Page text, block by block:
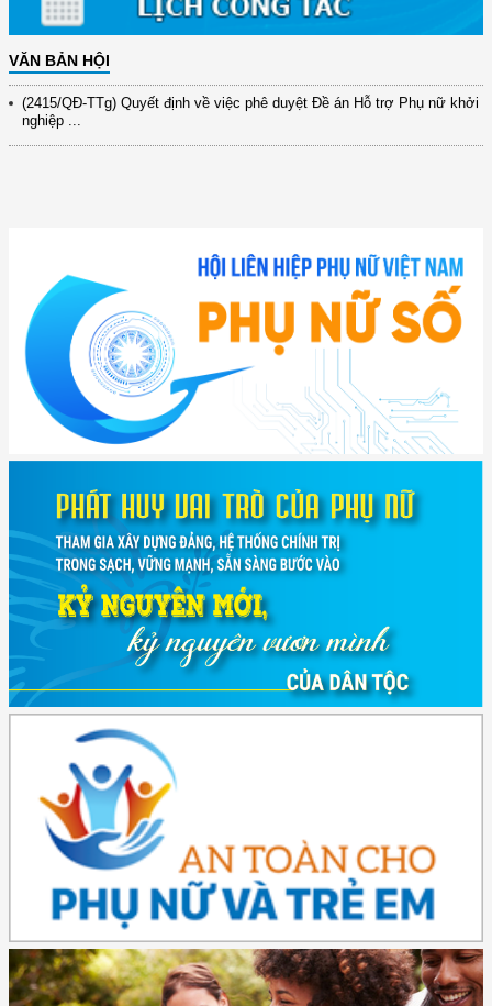
VĂN BẢN HỘI
(891/KH-ĐCT) Kế hoạch thực hiện Nghị quyết số 72-NQ/TW ngày
9/9/2025 của Bộ ...
(2415/QĐ-TTg) Quyết định về việc phê duyệt Đề án Hỗ trợ Phụ nữ khởi
nghiệp ...